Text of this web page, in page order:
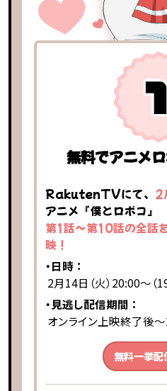
無料でアニメ
RakutenTVにて、 2
アニメ『僕とロボコ』
第1話～第10話の全話
映！
・日時 ：
2月14日（火）20:00～（
・見逃し配信期間 ：
オンライン上映終了後
無料一挙